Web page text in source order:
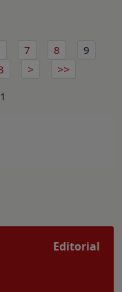
7 8
9
Editorial